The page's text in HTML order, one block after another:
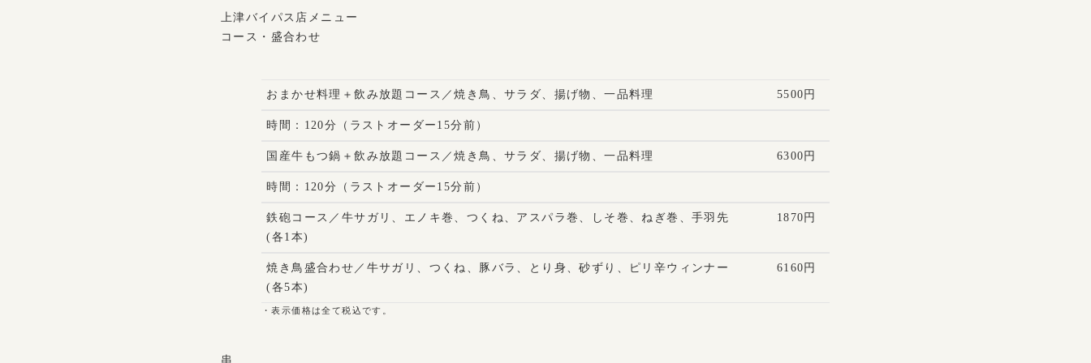
上津バイパス店メニュー
コース・盛合わせ
おまかせ料理＋飲み放題コース／焼き鳥、サラダ、揚げ物、一品料理 5500円
時間：120分（ラストオーダー15分前）
国産牛もつ鍋＋飲み放題コース／焼き鳥、サラダ、揚げ物、一品料理 6300円
時間：120分（ラストオーダー15分前）
鉄砲コース／牛サガリ、エノキ巻、つくね、アスパラ巻、しそ巻、ねぎ巻、手羽先
(各1本)
1870円
焼き鳥盛合わせ／牛サガリ、つくね、豚バラ、とり身、砂ずり、ピリ辛ウィンナー
(各5本)
6160円
・表示価格は全て税込です。
串